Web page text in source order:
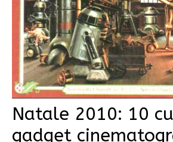
Natale 2010: 10
gadget